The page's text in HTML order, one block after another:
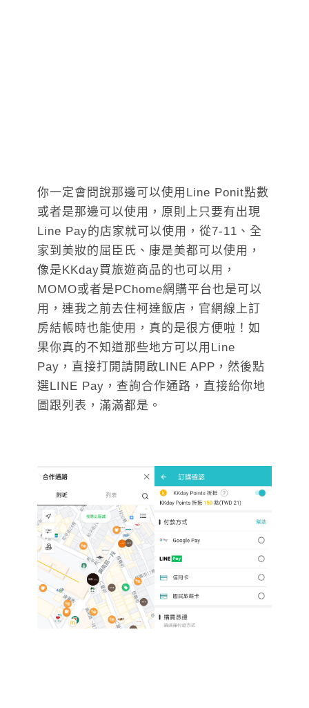
你一定會問說那邊可以使用Line Ponit點數
或者是那邊可以使用，原則上只要有出現
Line Pay的店家就可以使用，從7-11、全
家到美妝的屈臣氏、康是美都可以使用，
像是KKday買旅遊商品的也可以用，
MOMO或者是PChome網購平台也是可以
用，連我之前去住柯達飯店，官網線上訂
房結帳時也能使用，真的是很方便啦！如
果你真的不知道那些地方可以用Line
Pay，直接打開請開啟LINE APP，然後點
選LINE Pay，查詢合作通路，直接給你地
圖跟列表，滿滿都是。